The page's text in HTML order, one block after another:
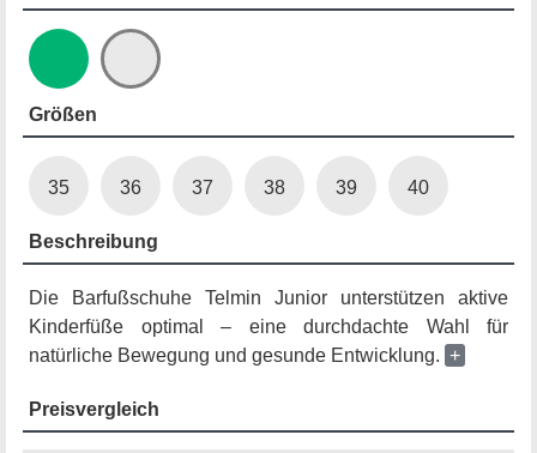
Größen
35 36 37 38 39 40
Beschreibung
Die Barfußschuhe Telmin Junior unterstützen aktive
Kinderfüße optimal – eine durchdachte Wahl für
natürliche Bewegung und gesunde Entwicklung. +
Preisvergleich